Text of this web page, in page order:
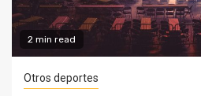
2 min read
Otros deportes